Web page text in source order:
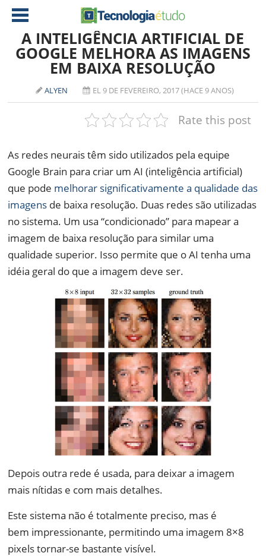
NVIDIA
SOFTWARE
NOTEBOOKS
TABLETS
NOKIA
DOWNLOADS
ANÁLISE
A INTELIGÊNCIA ARTIFICIAL DE
GOOGLE MELHORA AS IMAGENS
EM BAIXA RESOLUÇÃO
ALYEN EL 9 DE FEVEREIRO, 2017 (HACE 9 ANOS)
Rate this post
As redes neurais têm sido utilizados pela equipe
Google Brain para criar um AI (inteligência artificial)
que pode melhorar significativamente a qualidade das
imagens de baixa resolução. Duas redes são utilizadas
no sistema. Um usa “condicionado” para mapear a
imagem de baixa resolução para similar uma
qualidade superior. Isso permite que o AI tenha uma
idéia geral do que a imagem deve ser.
Depois outra rede é usada, para deixar a imagem
mais nítidas e com mais detalhes.
Este sistema não é totalmente preciso, mas é
bem impressionante, permitindo uma imagem 8×8
pixels tornar-se bastante visível.